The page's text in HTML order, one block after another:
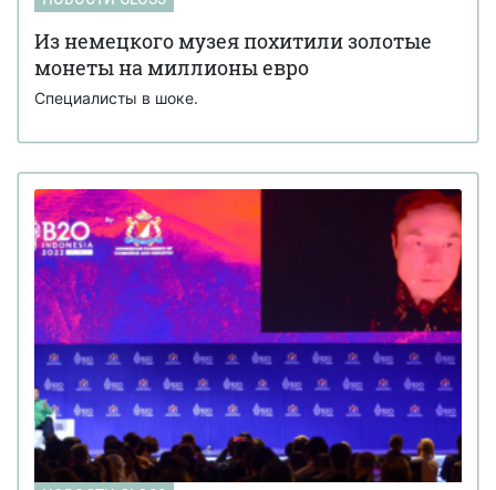
Из немецкого музея похитили золотые
монеты на миллионы евро
Специалисты в шоке.